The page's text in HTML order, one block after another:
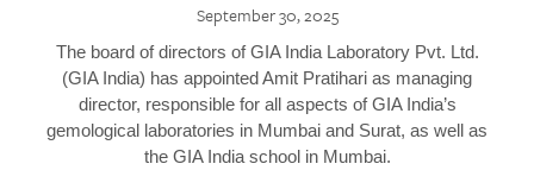
September 30, 2025
The board of directors of GIA India Laboratory Pvt. Ltd.
(GIA India) has appointed Amit Pratihari as managing
director, responsible for all aspects of GIA India’s
gemological laboratories in Mumbai and Surat, as well as
the GIA India school in Mumbai.